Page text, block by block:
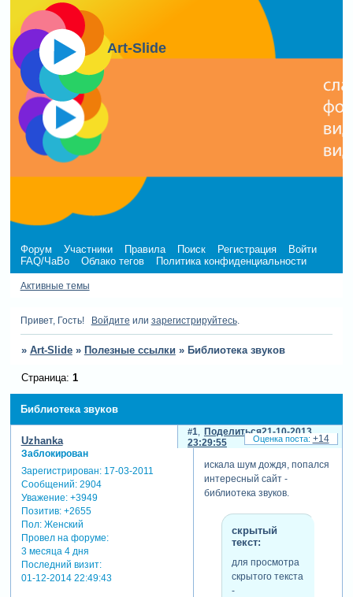
Art-Slide
Форум Участники Правила Поиск Регистрация
Войти
FAQ/ЧаВо
Облако тегов Политика конфиденциальности
Активные темы
Привет, Гость! Войдите или зарегистрируйтесь.
» Art-Slide » Полезные ссылки » Библиотека звуков
Библиотека звуков
Страница: 1
Поделиться
1
21-10-2013
23:29:55
Uzhanka
Заблокирован
Зарегистрирован: 17-03-2011
Сообщений:2904
Уважение: +3949
Позитив: +2655
Пол:Женский
Провел на форуме:
3 месяца 4 дня
Последний визит:
01-12-2014 22:49:43
искала шум дождя, попался
интересный сайт -
библиотека звуков.
скрытый
текст:
для просмотра
скрытого текста
-
+14